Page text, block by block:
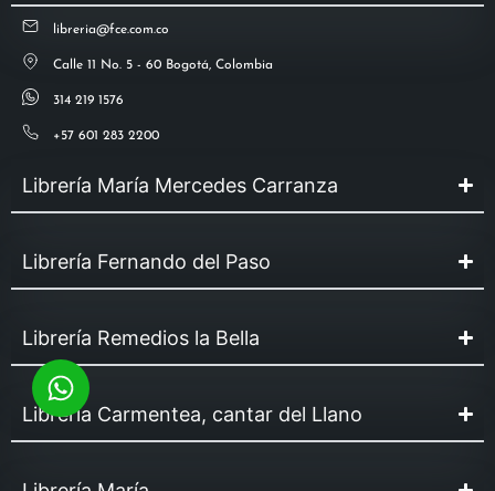
libreria@fce.com.co
Calle 11 No. 5 - 60 Bogotá, Colombia
314 219 1576
+57 601 283 2200
Librería María Mercedes Carranza
Librería Fernando del Paso
Librería Remedios la Bella
Librería Carmentea, cantar del Llano